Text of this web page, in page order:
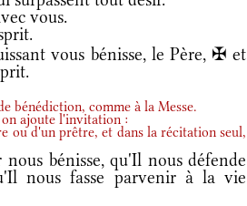
vous.
vous bénisse, le Père, ✠ et
bénédiction, comme à la Messe.
ajoute l'invitation :
ou d'un prêtre, et dans la récitation seul,
bénisse, qu'Il nous défende
nous fasse parvenir à la vie